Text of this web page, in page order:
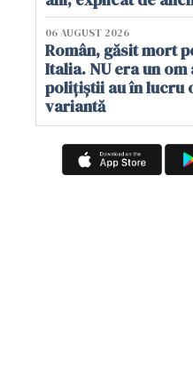
06 AUGUST 2026
Român, găsit mort
Italia. NU era un
polițiștii au în lucru
variantă